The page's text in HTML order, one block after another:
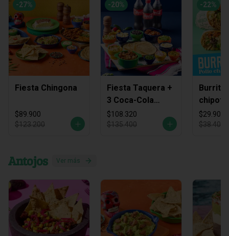
-27%
Fiesta Chingona
$89.900
$123.200
-20%
Fiesta Taquera +
3 Coca-Cola
Zero
$108.320
$135.400
-22%
Burrito
$29.900
$38.400
Antojos Ver más